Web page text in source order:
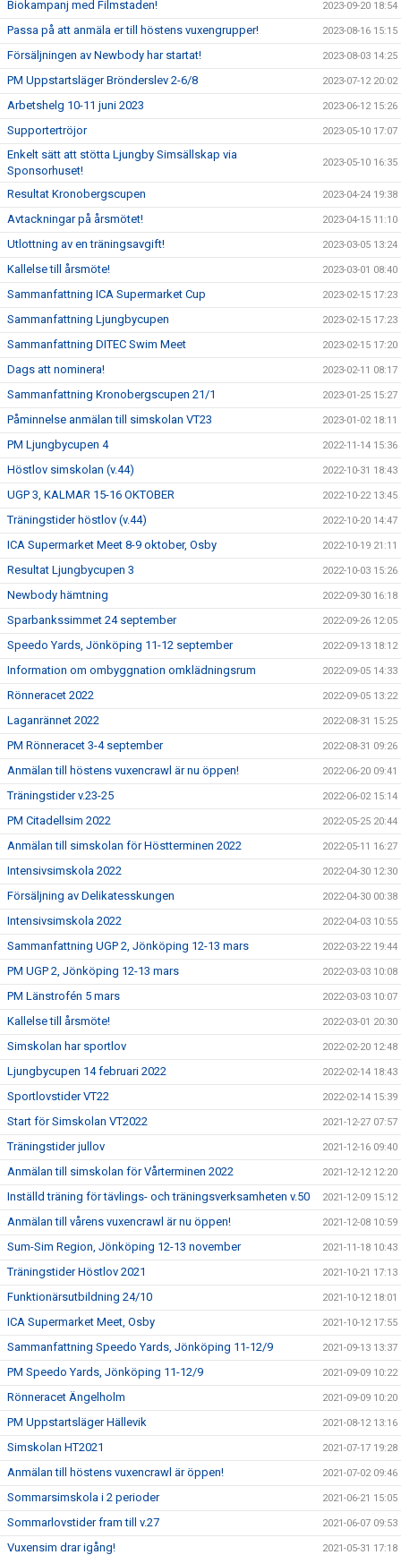
Biokampanj med Filmstaden! 2023-09-20 18:54
Passa på att anmäla er till höstens vuxengrupper! 2023-08-16 15:15
Försäljningen av Newbody har startat! 2023-08-03 14:25
PM Uppstartsläger Brönderslev 2-6/8 2023-07-12 20:02
Arbetshelg 10-11 juni 2023 2023-06-12 15:26
Supportertröjor 2023-05-10 17:07
Enkelt sätt att stötta Ljungby Simsällskap via
Sponsorhuset!
2023-05-10 16:35
Resultat Kronobergscupen 2023-04-24 19:38
Avtackningar på årsmötet! 2023-04-15 11:10
Utlottning av en träningsavgift! 2023-03-05 13:24
Kallelse till årsmöte! 2023-03-01 08:40
Sammanfattning ICA Supermarket Cup 2023-02-15 17:23
Sammanfattning Ljungbycupen 2023-02-15 17:23
Sammanfattning DITEC Swim Meet 2023-02-15 17:20
Dags att nominera! 2023-02-11 08:17
Sammanfattning Kronobergscupen 21/1 2023-01-25 15:27
Påminnelse anmälan till simskolan VT23 2023-01-02 18:11
PM Ljungbycupen 4 2022-11-14 15:36
Höstlov simskolan (v.44) 2022-10-31 18:43
UGP 3, KALMAR 15-16 OKTOBER 2022-10-22 13:45
Träningstider höstlov (v.44) 2022-10-20 14:47
ICA Supermarket Meet 8-9 oktober, Osby 2022-10-19 21:11
Resultat Ljungbycupen 3 2022-10-03 15:26
Newbody hämtning 2022-09-30 16:18
Sparbankssimmet 24 september 2022-09-26 12:05
Speedo Yards, Jönköping 11-12 september 2022-09-13 18:12
Information om ombyggnation omklädningsrum 2022-09-05 14:33
Rönneracet 2022 2022-09-05 13:22
Laganrännet 2022 2022-08-31 15:25
PM Rönneracet 3-4 september 2022-08-31 09:26
Anmälan till höstens vuxencrawl är nu öppen! 2022-06-20 09:41
Träningstider v.23-25 2022-06-02 15:14
PM Citadellsim 2022 2022-05-25 20:44
Anmälan till simskolan för Höstterminen 2022 2022-05-11 16:27
Intensivsimskola 2022 2022-04-30 12:30
Försäljning av Delikatesskungen 2022-04-30 00:38
Intensivsimskola 2022 2022-04-03 10:55
Sammanfattning UGP 2, Jönköping 12-13 mars 2022-03-22 19:44
PM UGP 2, Jönköping 12-13 mars 2022-03-03 10:08
PM Länstrofén 5 mars 2022-03-03 10:07
Kallelse till årsmöte! 2022-03-01 20:30
Simskolan har sportlov 2022-02-20 12:48
Ljungbycupen 14 februari 2022 2022-02-14 18:43
Sportlovstider VT22 2022-02-14 15:39
Start för Simskolan VT2022 2021-12-27 07:57
Träningstider jullov 2021-12-16 09:40
Anmälan till simskolan för Vårterminen 2022 2021-12-12 12:20
Inställd träning för tävlings- och träningsverksamheten v.50 2021-12-09 15:12
Anmälan till vårens vuxencrawl är nu öppen! 2021-12-08 10:59
Sum-Sim Region, Jönköping 12-13 november 2021-11-18 10:43
Träningstider Höstlov 2021 2021-10-21 17:13
Funktionärsutbildning 24/10 2021-10-12 18:01
ICA Supermarket Meet, Osby 2021-10-12 17:55
Sammanfattning Speedo Yards, Jönköping 11-12/9 2021-09-13 13:37
PM Speedo Yards, Jönköping 11-12/9 2021-09-09 10:22
Rönneracet Ängelholm 2021-09-09 10:20
PM Uppstartsläger Hällevik 2021-08-12 13:16
Simskolan HT2021 2021-07-17 19:28
Anmälan till höstens vuxencrawl är öppen! 2021-07-02 09:46
Sommarsimskola i 2 perioder 2021-06-21 15:05
Sommarlovstider fram till v.27 2021-06-07 09:53
Vuxensim drar igång! 2021-05-31 17:18